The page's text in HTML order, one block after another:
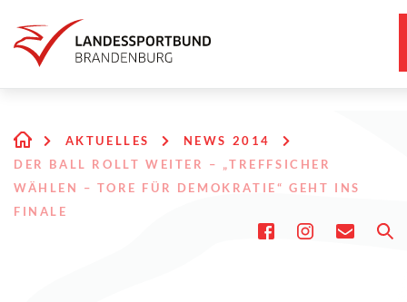
AKTUELLES
NEWS 2014
DER BALL ROLLT WEITER – „TREFFSICHER
WÄHLEN – TORE FÜR DEMOKRATIE“ GEHT INS
FINALE